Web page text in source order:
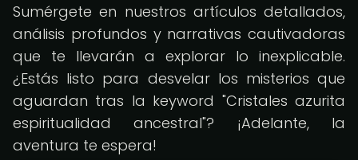
Sumérgete en nuestros artículos detallados,
análisis profundos y narrativas cautivadoras
que te llevarán a explorar lo inexplicable.
¿Estás listo para desvelar los misterios que
aguardan tras la keyword "Cristales azurita
espiritualidad ancestral"? ¡Adelante, la
aventura te espera!